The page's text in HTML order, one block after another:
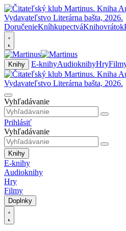
DoručenieKníhkupectváKnihovrátok
Knihy E-knihyAudioknihyHry
Vyhľadávanie
Prihlásiť
Vyhľadávanie
Knihy
E-knihy
Audioknihy
Hry
Filmy
Doplnky